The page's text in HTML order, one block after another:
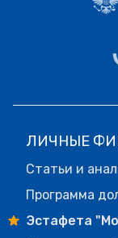
ЛИЧНЫЕ
Статьи и
Программа
Эстафета